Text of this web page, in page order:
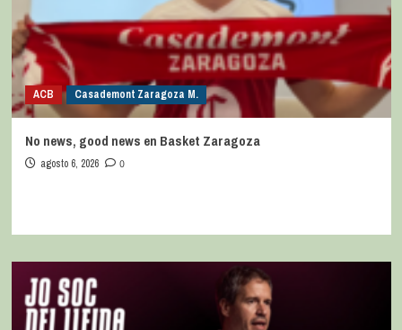
ACB Casademont Zaragoza M.
No news, good news en Basket Zaragoza
agosto 6, 2026 0